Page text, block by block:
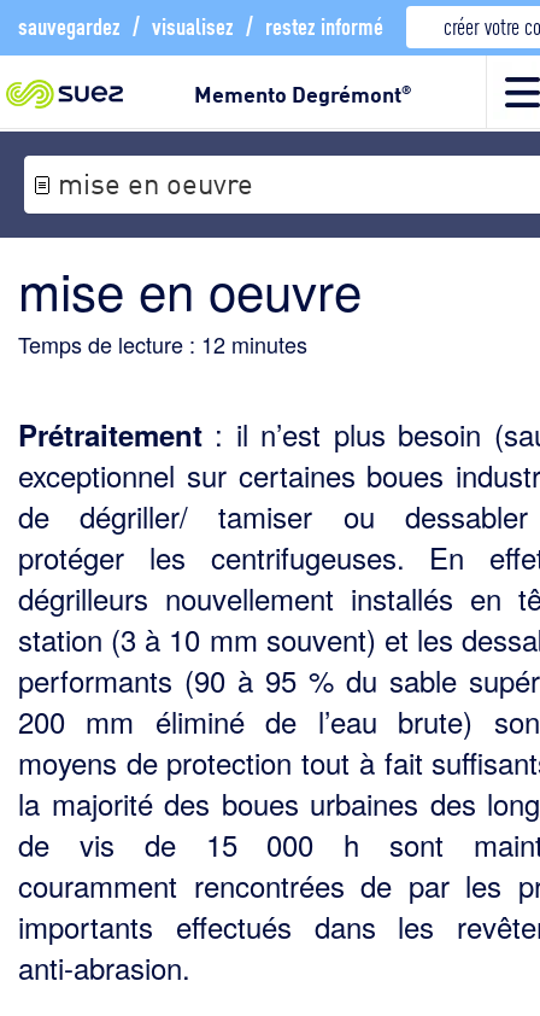
sauvegardez / visualisez / restez informé créer votre
Memento Degrémont®
mise en oeuvre
mise en oeuvre
Temps de lecture : 12 minutes
Prétraitement : il n’est plus besoin
exceptionnel sur certaines boues
de dégriller/ tamiser ou
protéger les centrifugeuses. En
dégrilleurs nouvellement installés en
station (3 à 10 mm souvent) et les
performants (90 à 95 % du sable
200 mm éliminé de l’eau brute)
moyens de protection tout à fait
la majorité des boues urbai­nes des
de vis de 15 000 h sont
couramment rencontrées de par les
impor­tants effectués dans les
anti-abrasion.